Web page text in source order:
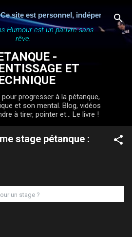
au contenu principal
est personnel, indépendant et n'a
Humour est un pauvre sans
rêve.
-
ET
progresser à la pétanque,
et son mental. Blog, vidéos
à tirer, pointer et... Le livre !
stage pétanque :
un stage ?